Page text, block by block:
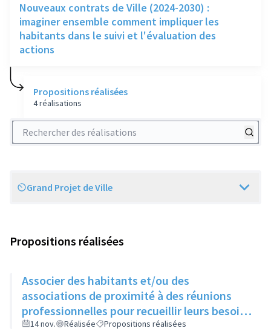
Nouveaux contrats de Ville (2024-2030) :
imaginer ensemble comment impliquer les
habitants dans le suivi et l'évaluation des
actions
Propositions réalisées
4 réalisations
Rechercher des réalisations
Scope
Grand Projet de Ville
Propositions réalisées
Associer des habitants et/ou des
associations de proximité à des réunions
professionnelles pour recueillir leurs besoins
et idées pour imaginer de nouvelles actions
14 nov. Réalisée Propositions réalisées